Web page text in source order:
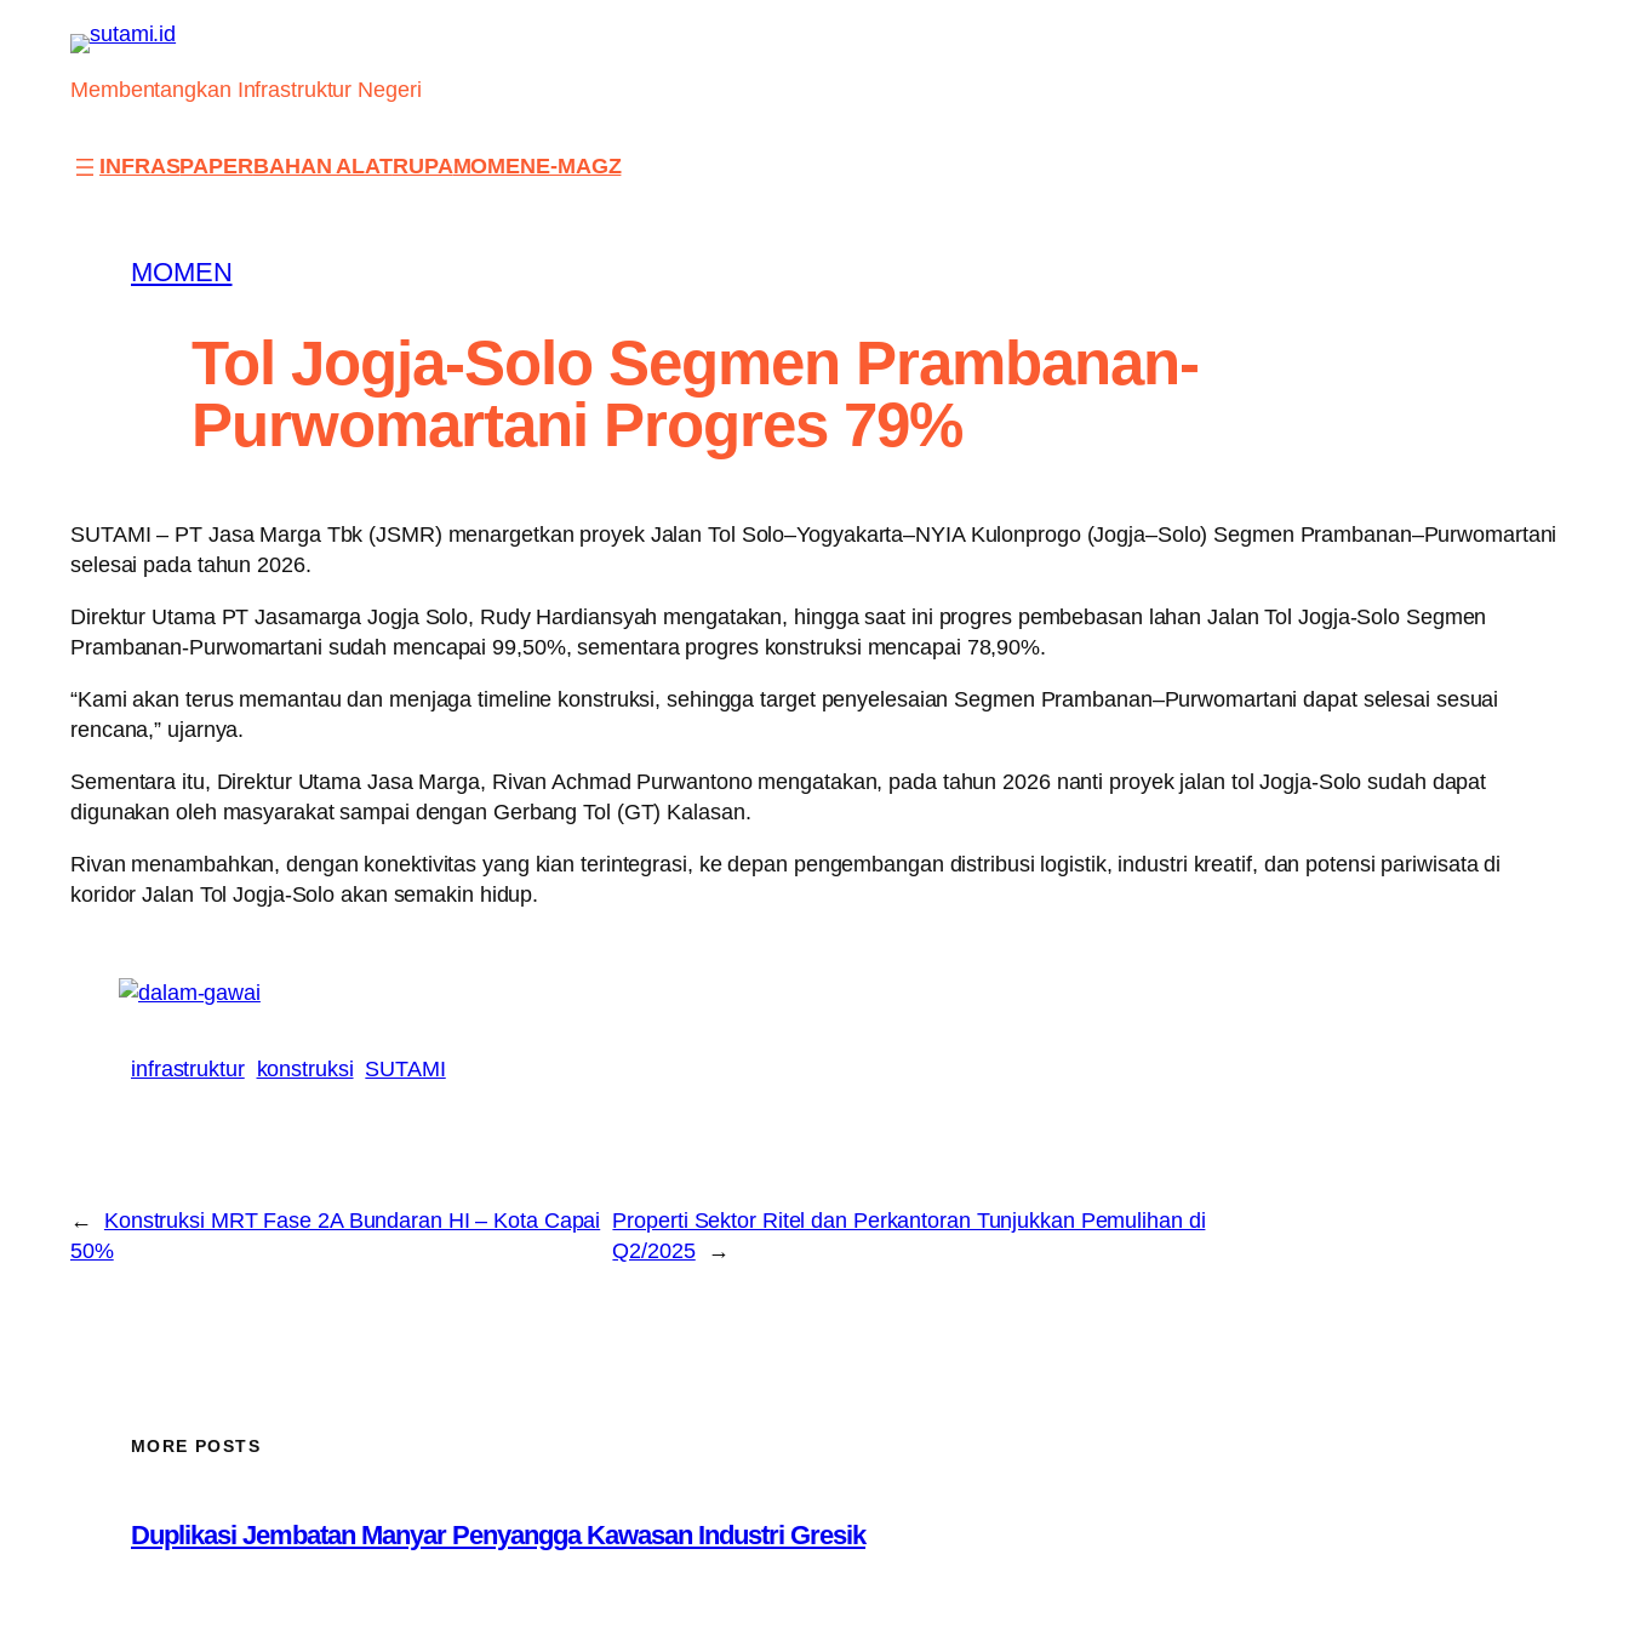
contentMembentangkan Infrastruktur Negeri
INFRASPAPERBAHAN ALATRUPAMOMENE-MAGZ
MOMEN
Tol Jogja-Solo Segmen Prambanan-
Purwomartani Progres 79%
SUTAMI – PT Jasa Marga Tbk (JSMR) menargetkan proyek Jalan Tol Solo–Yogyakarta–NYIA Kulonprogo (Jogja–Solo) Segmen Prambanan–Purwomartani
selesai pada tahun 2026.
Direktur Utama PT Jasamarga Jogja Solo, Rudy Hardiansyah mengatakan, hingga saat ini progres pembebasan lahan Jalan Tol Jogja-Solo Segmen
Prambanan-Purwomartani sudah mencapai 99,50%, sementara progres konstruksi mencapai 78,90%.
“Kami akan terus memantau dan menjaga timeline konstruksi, sehingga target penyelesaian Segmen Prambanan–Purwomartani dapat selesai sesuai
rencana,” ujarnya.
Sementara itu, Direktur Utama Jasa Marga, Rivan Achmad Purwantono mengatakan, pada tahun 2026 nanti proyek jalan tol Jogja-Solo sudah dapat
digunakan oleh masyarakat sampai dengan Gerbang Tol (GT) Kalasan.
Rivan menambahkan, dengan konektivitas yang kian terintegrasi, ke depan pengembangan distribusi logistik, industri kreatif, dan potensi pariwisata di
koridor Jalan Tol Jogja-Solo akan semakin hidup.
infrastruktur konstruksi SUTAMI
←
Konstruksi MRT Fase 2A Bundaran HI – Kota Capai
50%
Properti Sektor Ritel dan Perkantoran Tunjukkan Pemulihan di
Q2/2025
→
MORE POSTS
Duplikasi Jembatan Manyar Penyangga Kawasan Industri Gresik